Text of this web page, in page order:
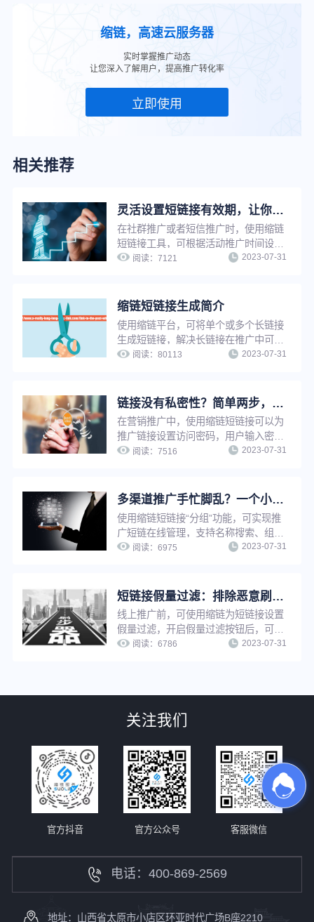
缩链，高速云服务器
实时掌握推广动态
让您深入了解用户，提高推广转化率
立即使用
相关推荐
灵活设置短链接有效期，让你的推广页面永久可见或到期不可见
在社群推广或者短信推广时，使用缩链
短链接工具，可根据活动推广时间设置
短链接有效期为一段有限时间，以减少
效果。
阅读：7121 2023-07-31
缩链短链接生成简介
使用缩链平台，可将单个或多个长链接
生成短链接，解决长链接在推广中可信
度低、影响点击率、增加推广成本等问
拥有自己的短链系统，提升工作效率。
阅读：80113 2023-07-31
链接没有私密性？简单两步，告别隐私泄露与安全问题
在营销推广中，使用缩链短链接可以为
推广链接设置访问密码，用户输入密码
后方可访问，实现特定内容向特定用户
阅读：7516 2023-07-31
多渠道推广手忙脚乱？一个小工具助你提升工作效率！
使用缩链短链接“分组”功能，可实现推
广短链在线管理，支持名称搜索、组别
查询、编辑组名、删除分组等操作，解
阅读：6975 2023-07-31
短链接假量过滤：排除恶意刷量，让推广数据更真实
线上推广前，可使用缩链为短链接设置
假量过滤，开启假量过滤按钮后，可以
有效排除恶意点击、机器人刷量等虚假
阅读：6786 2023-07-31
关注我们
官方抖音 官方公众号 客服微信
电话：400-869-2569
地址：山西省太原市小店区环亚时代广场B座2210